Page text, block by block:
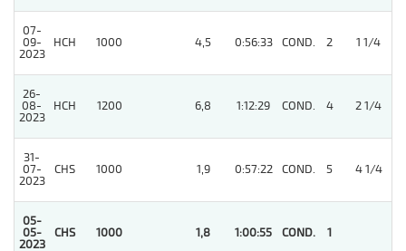
07-
09-
2023
HCH 1000 4,5 0:56:33 COND. 2 1 1/4
26-
08-
2023
HCH 1200 6,8 1:12:29 COND. 4 2 1/4
31-
07-
2023
CHS 1000 1,9 0:57:22 COND. 5 4 1/4
05-
05-
2023
CHS 1000 1,8 1:00:55 COND. 1